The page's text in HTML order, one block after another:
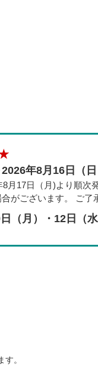
★
年8月16日（日
17日（月)より順次
がございます。 ご了
（月）・12日（
。